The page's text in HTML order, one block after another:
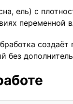
ель) с
переменной
без